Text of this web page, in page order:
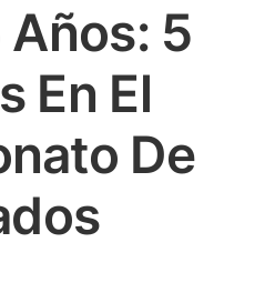
Años: 5
En El
De